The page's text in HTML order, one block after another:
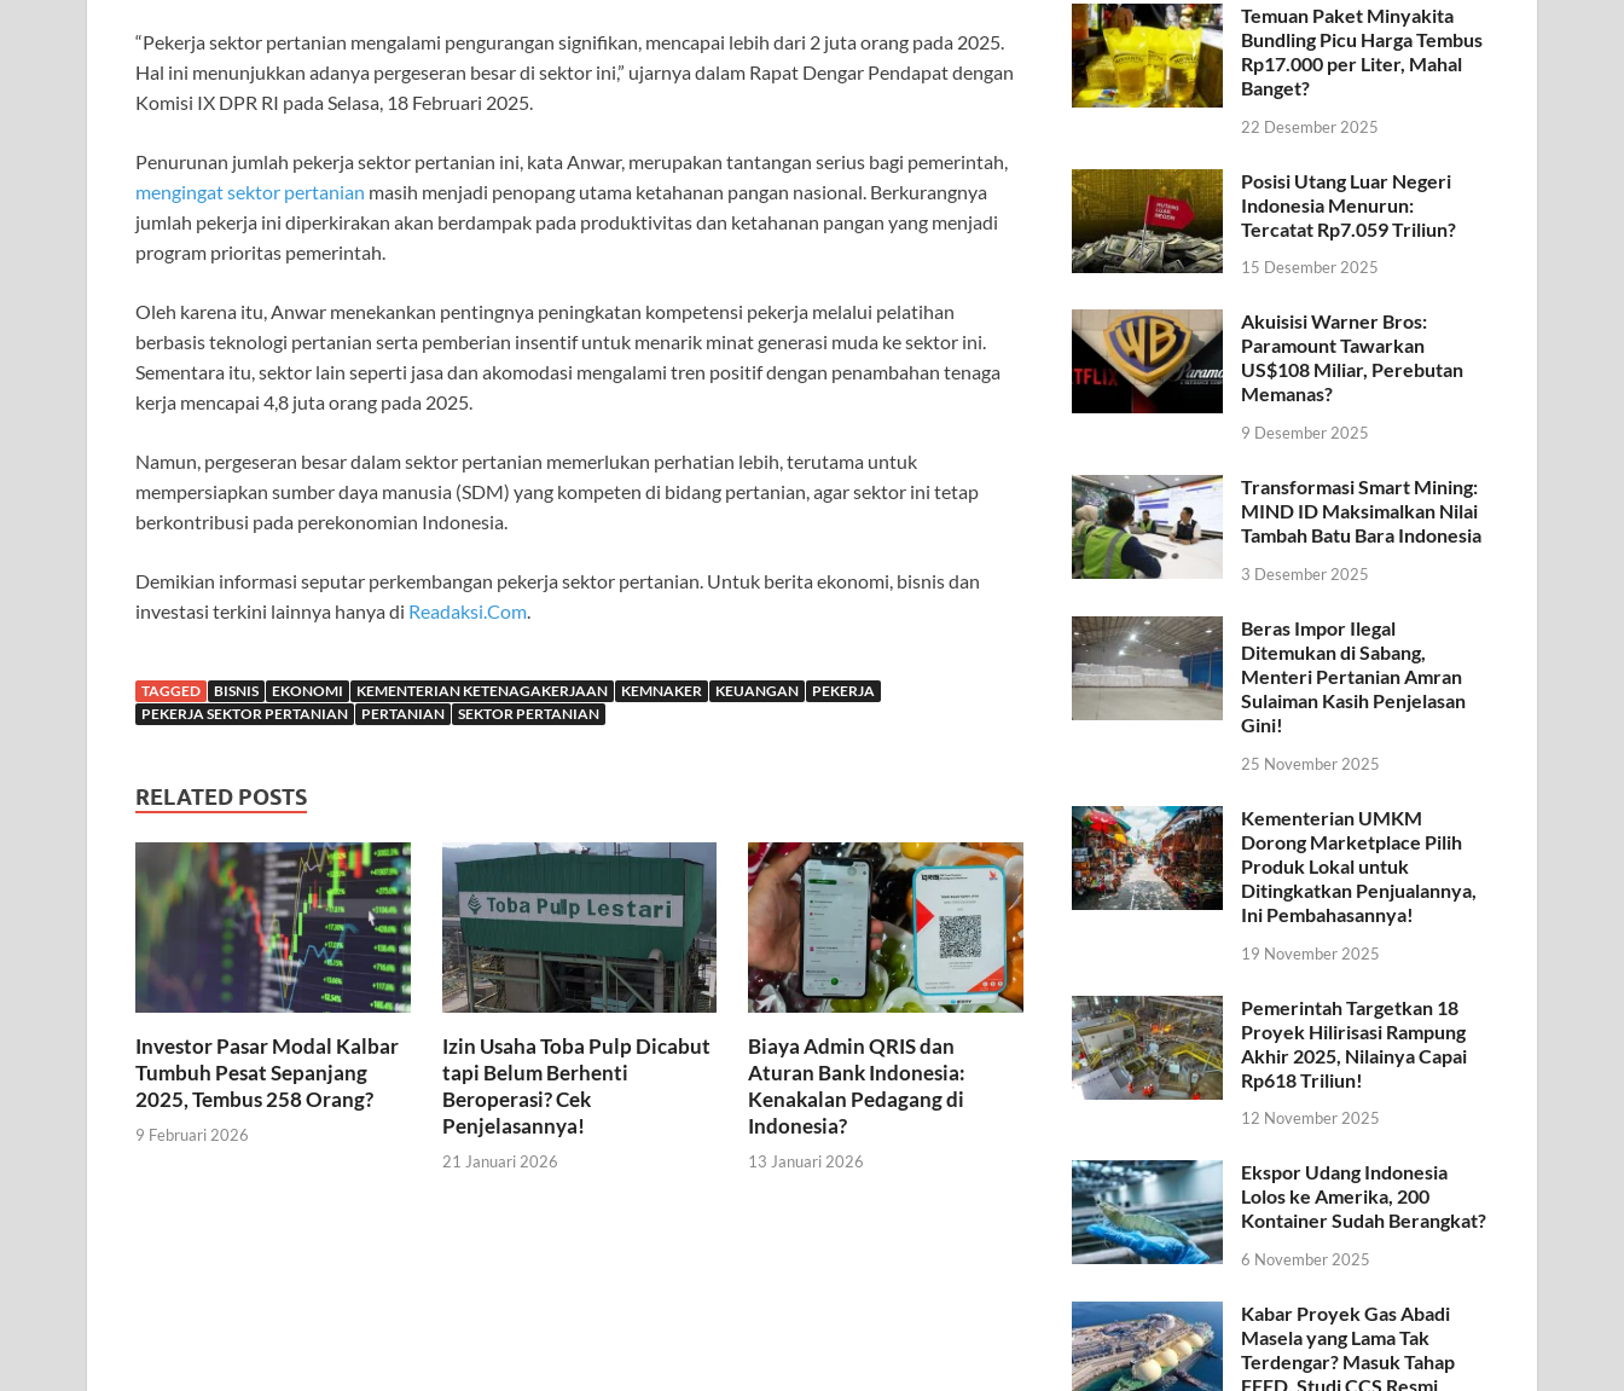
“Pekerja sektor pertanian mengalami pengurangan signifikan, mencapai lebih dari 2 juta orang pada 2025.
Hal ini menunjukkan adanya pergeseran besar di sektor ini,” ujarnya dalam Rapat Dengar Pendapat dengan
Komisi IX DPR RI pada Selasa, 18 Februari 2025.
Penurunan jumlah pekerja sektor pertanian ini, kata Anwar, merupakan tantangan serius bagi pemerintah,
mengingat sektor pertanian masih menjadi penopang utama ketahanan pangan nasional. Berkurangnya
jumlah pekerja ini diperkirakan akan berdampak pada produktivitas dan ketahanan pangan yang menjadi
program prioritas pemerintah.
Oleh karena itu, Anwar menekankan pentingnya peningkatan kompetensi pekerja melalui pelatihan
berbasis teknologi pertanian serta pemberian insentif untuk menarik minat generasi muda ke sektor ini.
Sementara itu, sektor lain seperti jasa dan akomodasi mengalami tren positif dengan penambahan tenaga
kerja mencapai 4,8 juta orang pada 2025.
Namun, pergeseran besar dalam sektor pertanian memerlukan perhatian lebih, terutama untuk
mempersiapkan sumber daya manusia (SDM) yang kompeten di bidang pertanian, agar sektor ini tetap
berkontribusi pada perekonomian Indonesia.
Demikian informasi seputar perkembangan pekerja sektor pertanian. Untuk berita ekonomi, bisnis dan
investasi terkini lainnya hanya di Readaksi.Com.
TAGGED BISNIS EKONOMI KEMENTERIAN KETENAGAKERJAAN KEMNAKER KEUANGAN
PEKERJA
PEKERJA SEKTOR PERTANIAN
PERTANIAN SEKTOR PERTANIAN
RELATED POSTS
Investor Pasar Modal Kalbar
Tumbuh Pesat Sepanjang
2025, Tembus 258 Orang?
9 Februari 2026
Izin Usaha Toba Pulp Dicabut
tapi Belum Berhenti
Beroperasi? Cek
Penjelasannya!
21 Januari 2026
Biaya Admin QRIS dan
Aturan Bank Indonesia:
Kenakalan Pedagang di
Indonesia?
13 Januari 2026
Temuan Paket Minyakita
Bundling Picu Harga Tembus
Rp17.000 per Liter, Mahal
Banget?
22 Desember 2025
Posisi Utang Luar Negeri
Indonesia Menurun:
Tercatat Rp7.059 Triliun?
15 Desember 2025
Akuisisi Warner Bros:
Paramount Tawarkan
US$108 Miliar, Perebutan
Memanas?
9 Desember 2025
Transformasi Smart Mining:
MIND ID Maksimalkan Nilai
Tambah Batu Bara Indonesia
3 Desember 2025
Beras Impor Ilegal
Ditemukan di Sabang,
Menteri Pertanian Amran
Sulaiman Kasih Penjelasan
Gini!
25 November 2025
Kementerian UMKM
Dorong Marketplace Pilih
Produk Lokal untuk
Ditingkatkan Penjualannya,
Ini Pembahasannya!
19 November 2025
Pemerintah Targetkan 18
Proyek Hilirisasi Rampung
Akhir 2025, Nilainya Capai
Rp618 Triliun!
12 November 2025
Ekspor Udang Indonesia
Lolos ke Amerika, 200
Kontainer Sudah Berangkat?
6 November 2025
Kabar Proyek Gas Abadi
Masela yang Lama Tak
Terdengar? Masuk Tahap
FEED, Studi CCS Resmi